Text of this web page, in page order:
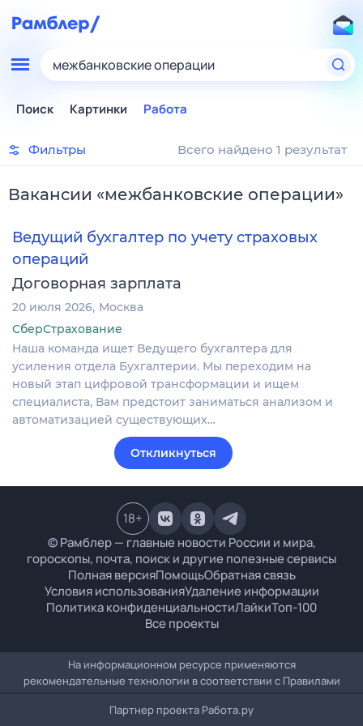
межбанковские операции
Поиск Картинки Работа
Фильтры Всего найдено 1 результат
Вакансии «межбанковские операции»
Ведущий бухгалтер по учету страховых
операций
Договорная зарплата
20 июля 2026 Москва
СберСтрахование
Наша команда ищет Ведущего бухгалтера для
усиления отдела Бухгалтерии. Мы переходим на
новый этап цифровой трансформации и ищем
специалиста, Вам предстоит заниматься анализом и
автоматизацией существующих…
Откликнуться
© Рамблер — главные новости России и мира,
гороскопы, почта, поиск и другие полезные сервисы
Полная версияПомощьОбратная связь
Условия использованияУдаление информации
Политика конфиденциальностиЛайкиТоп-100
Все проекты
18+
На информационном ресурсе применяются
рекомендательные технологии в соответствии с Правилами
Партнер проекта Работа.ру